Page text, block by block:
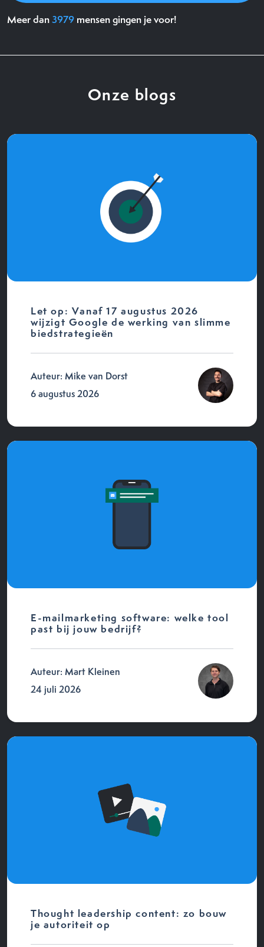
Meer dan3979 mensen gingen je voor!
Onze blogs
Let op: Vanaf 17 augustus 2026
wijzigt Google de werking van slimme
biedstrategieën
Auteur: Mike van Dorst
6 augustus 2026
E-mailmarketing software: welke tool
past bij jouw bedrijf?
Auteur: Mart Kleinen
24 juli 2026
Thought leadership content: zo bouw
je autoriteit op